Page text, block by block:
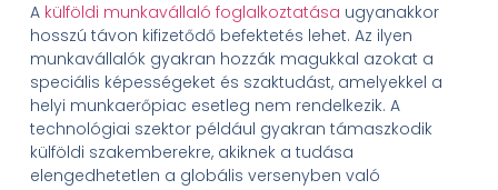
A külföldi munkavállaló foglalkoztatása ugyanakkor
hosszú távon kifizetődő befektetés lehet. Az ilyen
munkavállalók gyakran hozzák magukkal azokat a
speciális képességeket és szaktudást, amelyekkel a
helyi munkaerőpiac esetleg nem rendelkezik. A
technológiai szektor például gyakran támaszkodik
külföldi szakemberekre, akiknek a tudása
elengedhetetlen a globális versenyben való